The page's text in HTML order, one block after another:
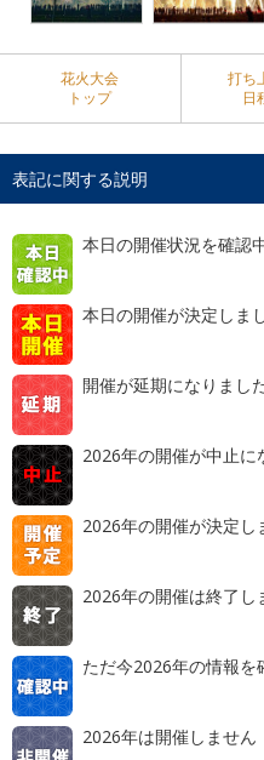
花火大会
トップ
打ち
日
表記に関する説明
本日の開催状況を確認
本日の開催が決定しま
開催が延期になりまし
2026年の開催が中止に
2026年の開催が決定し
2026年の開催は終了し
ただ今2026年の情報を
2026年は開催しません